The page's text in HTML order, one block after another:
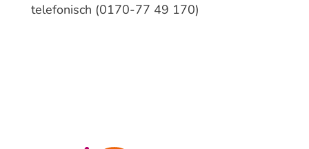
telefonisch (0170-77 49 170)